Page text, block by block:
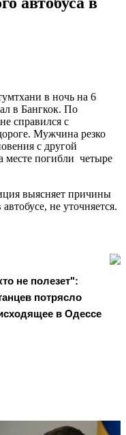
в ночь на 6
в Бангкок. По
справился с
Мужчина резко
с другой
месте погибли четыре
выясняет причины
не уточняется.
не полезет":
потрясло
в Одессе